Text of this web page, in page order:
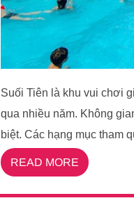
Suối Tiên là khu vui chơi
qua nhiều năm. Không
biệt. Các hạng mục tham
READ MORE